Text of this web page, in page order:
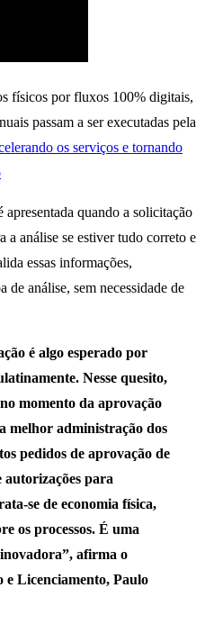
físicos por fluxos 100% digitais,
passam a ser executadas pela
os serviços e tornando
apresentada quando a solicitação
a análise se estiver tudo correto e
essas informações,
de análise, sem necessidade de
é algo esperado por
Nesse quesito,
momento da aprovação
melhor administração dos
pedidos de aprovação de
autorizações para
se de economia física,
os processos. É uma
afirma o
e Licenciamento, Paulo